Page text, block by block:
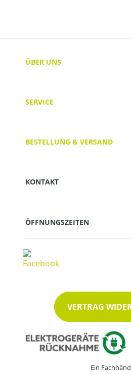
ÜBER UNS
SERVICE
BESTELLUNG & VERSAND
KONTAKT
ÖFFNUNGSZEITEN
VERTRAG
Ein